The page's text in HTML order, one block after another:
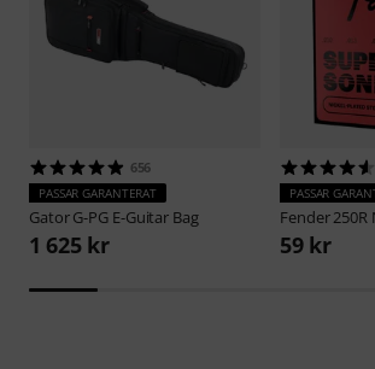
656
PASSAR GARANTERAT
GatorG-PG E-Guitar Bag
1 625 kr
PASSAR
Fender250R
59 kr